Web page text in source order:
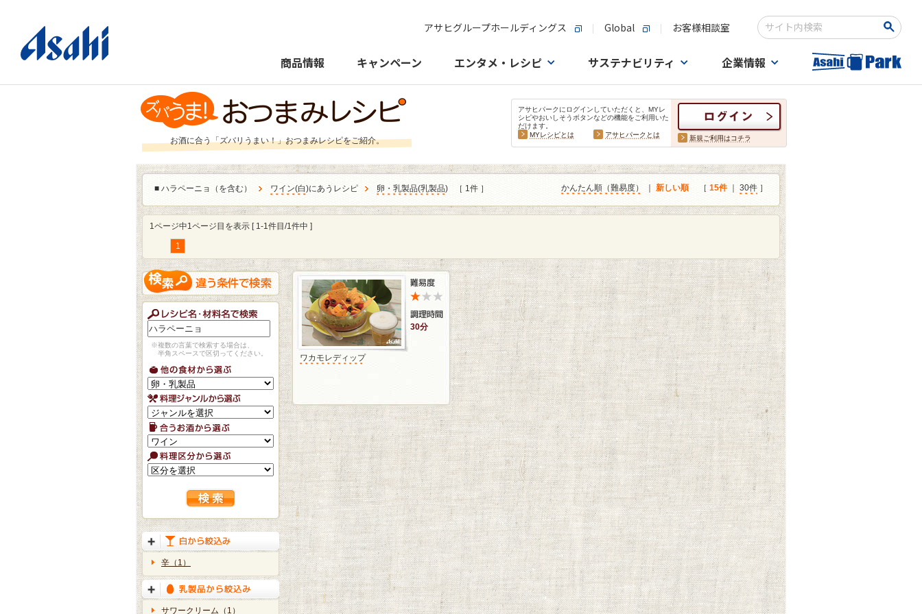
アサヒグループホールディングス Global お客様相談室
検索キーワード入力
商品情報 キャンペーン エンタメ・レシピ サステナビリティ 企業情報
お酒に合う「ズバリうまい！」おつまみレシピをご紹介。
アサヒパークにログインしていただくと、MYレ
シピやおいしそうボタンなどの機能をご利用いた
だけます。
MYレシピとは
アサヒパークとは 新規ご利用はコチラ
■ ハラペーニョ（を含む） ワイン(白)にあうレシピ 卵・乳製品(乳製品) ［ 1件 ］ かんたん順（難易度） 新しい順 ［ 15件｜ 30件 ］
1ページ中1ページ目を表示 [ 1-1件目/1件中 ]
1
※複数の言葉で検索する場合は、
半角スペースで区切ってください。
辛（1）
サワークリーム（1）
30分
ワカモレディップ